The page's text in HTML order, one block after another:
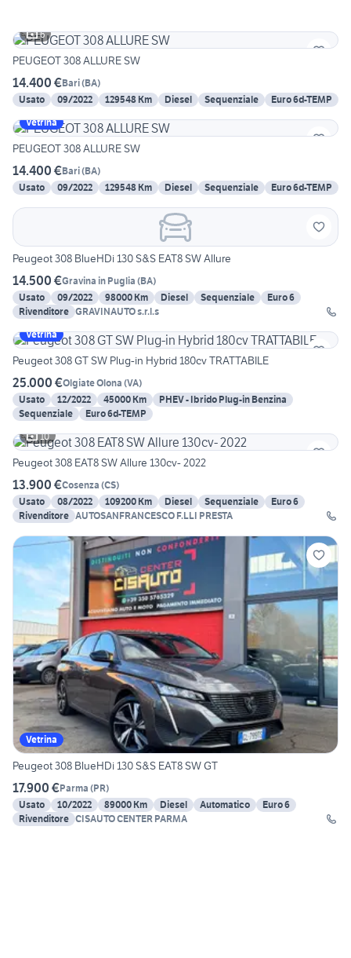
6
PEUGEOT 308 ALLURE SW
14.400 €Bari(BA)
Usato
09/2022 129548 Km Diesel Sequenziale
Euro 6d-TEMP
Vetrina
PEUGEOT 308 ALLURE SW
14.400 €Bari(BA)
Usato
09/2022 129548 Km Diesel Sequenziale Euro 6d-TEMP
Peugeot 308 BlueHDi 130 S&S EAT8 SW Allure
14.500 €Gravina in Puglia (BA)
Usato
09/2022 98000 Km Diesel Sequenziale
Euro 6
Rivenditore GRAVINAUTO s.r.l.s
Vetrina
Peugeot 308 GT SW Plug-in Hybrid 180cv TRATTABILE
25.000 €Olgiate Olona (VA)
Usato
12/2022 45000 Km
PHEV - Ibrido Plug-in Benzina
Sequenziale
Euro 6d-TEMP
10
Peugeot 308 EAT8 SW Allure 130cv- 2022
13.900 €Cosenza (CS)
Usato
08/2022 109200 Km Diesel Sequenziale
Euro 6
Rivenditore
AUTOSANFRANCESCO F.LLI PRESTA
Vetrina
Peugeot 308 BlueHDi 130 S&S EAT8 SW GT
17.900 €Parma (PR)
Usato
10/2022 89000 Km Diesel Automatico
Euro 6
Rivenditore CISAUTO CENTER PARMA